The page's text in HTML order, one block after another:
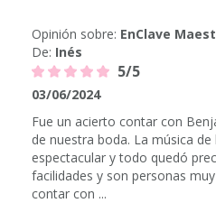
Opinión sobre: EnClave
De: Inés
5/5
03/06/2024
Fue un acierto contar con
de nuestra boda. La música
espectacular y todo quedó
facilidades y son personas
contar con ...